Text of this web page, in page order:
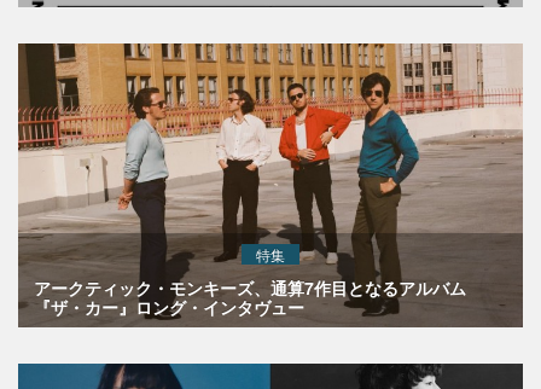
特集
アークティック・モンキーズ、通算7作目となるアルバム
『ザ・カー』ロング・インタヴュー